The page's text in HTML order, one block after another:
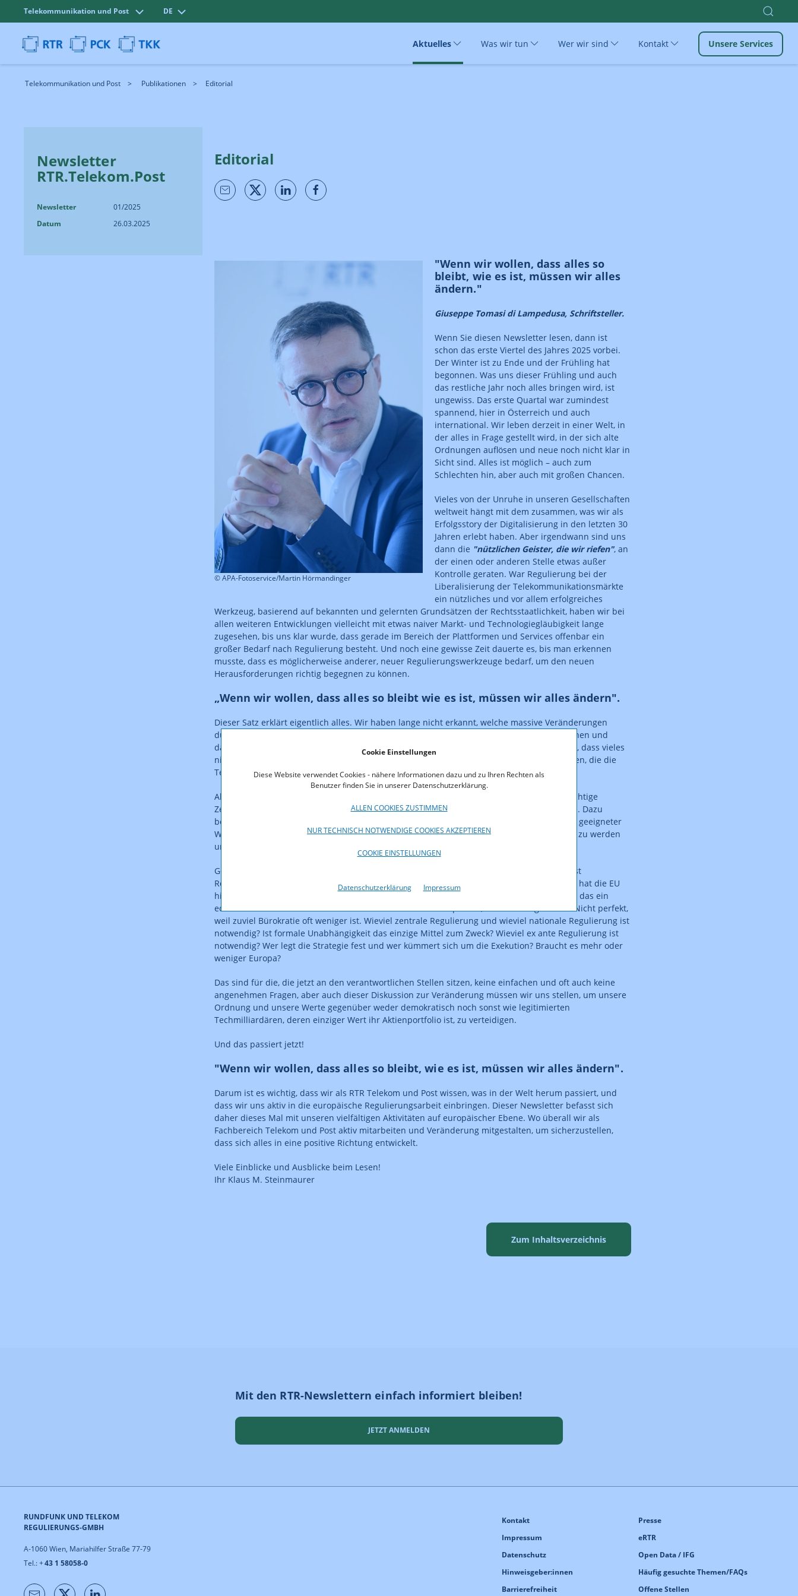
Cookie Einstellungen
Diese Website verwendet Cookies - nähere Informationen dazu und zu Ihren Rechten als
Benutzer finden Sie in unserer Datenschutzerklärung.
ALLEN COOKIES ZUSTIMMEN
NUR TECHNISCH NOTWENDIGE COOKIES AKZEPTIEREN
COOKIE EINSTELLUNGEN
Datenschutzerklärung Impressum
Telekommunikation und Post DE
Aktuelles Was wir tun Wer wir sind Kontakt Unsere Services
Telekommunikation und Post Publikationen Editorial
Newsletter
RTR.Telekom.Post
Newsletter
01/2025
Datum
26.03.2025
Editorial
© APA-Fotoservice/Martin Hörmandinger
"Wenn wir wollen, dass alles so
bleibt, wie es ist, müssen wir alles
ändern."
Giuseppe Tomasi di Lampedusa, Schriftsteller.
Wenn Sie diesen Newsletter lesen, dann ist
schon das erste Viertel des Jahres 2025 vorbei.
Der Winter ist zu Ende und der Frühling hat
begonnen. Was uns dieser Frühling und auch
das restliche Jahr noch alles bringen wird, ist
ungewiss. Das erste Quartal war zumindest
spannend, hier in Österreich und auch
international. Wir leben derzeit in einer Welt, in
der alles in Frage gestellt wird, in der sich alte
Ordnungen auflösen und neue noch nicht klar in
Sicht sind. Alles ist möglich – auch zum
Schlechten hin, aber auch mit großen Chancen.
Vieles von der Unruhe in unseren Gesellschaften
weltweit hängt mit dem zusammen, was wir als
Erfolgsstory der Digitalisierung in den letzten 30
Jahren erlebt haben. Aber irgendwann sind uns
dann die "nützlichen Geister, die wir riefen", an
der einen oder anderen Stelle etwas außer
Kontrolle geraten. War Regulierung bei der
Liberalisierung der Telekommunikationsmärkte
ein nützliches und vor allem erfolgreiches
Werkzeug, basierend auf bekannten und gelernten Grundsätzen der Rechtsstaatlichkeit, haben wir bei
allen weiteren Entwicklungen vielleicht mit etwas naiver Markt- und Technologiegläubigkeit lange
zugesehen, bis uns klar wurde, dass gerade im Bereich der Plattformen und Services offenbar ein
großer Bedarf nach Regulierung besteht. Und noch eine gewisse Zeit dauerte es, bis man erkennen
musste, dass es möglicherweise anderer, neuer Regulierungswerkzeuge bedarf, um den neuen
Herausforderungen richtig begegnen zu können.
„Wenn wir wollen, dass alles so bleibt wie es ist, müssen wir alles ändern".
Dieser Satz erklärt eigentlich alles. Wir haben lange nicht erkannt, welche massive Veränderungen
durch die neuen digitalen Entwicklungen auf uns und unsere Gesellschaft zukommen können und
daher auch keine Veranlassung gesehen, etwas zu verändern. Heute müssen wir erkennen, dass vieles
nicht mehr so ist, wie es ist, unsere Ordnung auf den Kopf gestellt wird, und zwar von denen, die die
Technologie in ihren Händen haben.
Aber noch ist das alles noch offen, wohin der Weg geht. Es ist daher auch jetzt noch der richtige
Zeitpunkt, etwas zu verändern, um unsere alte, regelbasierte Ordnung wieder herzustellen. Dazu
bedarf es jedoch auch den festen Willen, Regulierung in Zukunft neu zu denken. Es bedarf geeigneter
Werkzeuge, die es ermöglichen, auch im Einzelfall anlassbezogen schnell und effektiv tätig zu werden
und gleichzeitig genügend Raum für Innovationen und vor allem Investitionen zu schaffen.
Gerade für diese beiden wesentlichen Elemente im Bereich der digitalen Transformation ist
Rechtssicherheit ein wichtiges Argument. Mit ihrem Digital Decade Policy Programme 2030 hat die EU
hier sicher einen wichtigen Schritt in die richtige Richtung gesetzt. Richtig eingesetzt, kann das ein
echter USP für die Zukunft sein. Wahrscheinlich noch nicht perfekt, aber der Weg stimmt. Nicht perfekt,
weil zuviel Bürokratie oft weniger ist. Wieviel zentrale Regulierung und wieviel nationale Regulierung ist
notwendig? Ist formale Unabhängigkeit das einzige Mittel zum Zweck? Wieviel ex ante Regulierung ist
notwendig? Wer legt die Strategie fest und wer kümmert sich um die Exekution? Braucht es mehr oder
weniger Europa?
Das sind für die, die jetzt an den verantwortlichen Stellen sitzen, keine einfachen und oft auch keine
angenehmen Fragen, aber auch dieser Diskussion zur Veränderung müssen wir uns stellen, um unsere
Ordnung und unsere Werte gegenüber weder demokratisch noch sonst wie legitimierten
Techmilliardären, deren einziger Wert ihr Aktienportfolio ist, zu verteidigen.
Und das passiert jetzt!
"Wenn wir wollen, dass alles so bleibt, wie es ist, müssen wir alles ändern".
Darum ist es wichtig, dass wir als RTR Telekom und Post wissen, was in der Welt herum passiert, und
dass wir uns aktiv in die europäische Regulierungsarbeit einbringen. Dieser Newsletter befasst sich
daher dieses Mal mit unseren vielfältigen Aktivitäten auf europäischer Ebene. Wo überall wir als
Fachbereich Telekom und Post aktiv mitarbeiten und Veränderung mitgestalten, um sicherzustellen,
dass sich alles in eine positive Richtung entwickelt.
Viele Einblicke und Ausblicke beim Lesen!
Ihr Klaus M. Steinmaurer
Zum Inhaltsverzeichnis
Mit den RTR-Newslettern einfach informiert bleiben!
JETZT ANMELDEN
RUNDFUNK UND TELEKOM
REGULIERUNGS-GMBH
A-1060 Wien, Mariahilfer Straße 77-79
Tel.: +43 1 58058-0
Presse
eRTR
Open Data / IFG
Häufig gesuchte Themen/FAQs
Offene Stellen
Kontakt
Impressum
Datenschutz
Hinweisgeber:innen
Barrierefreiheit